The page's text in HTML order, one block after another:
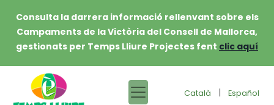
Consulta la darrera informació rellenvant sobre els
Campaments de la Victòria del Consell de Mallorca,
gestionats per Temps Lliure Projectes fent clic aquí
Català | Español